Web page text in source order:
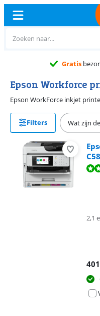
Gratisbezorgd
Epson Workforce
Filters Wat zijn
Beoordeling is 9,1 van de 10,
2,1
401